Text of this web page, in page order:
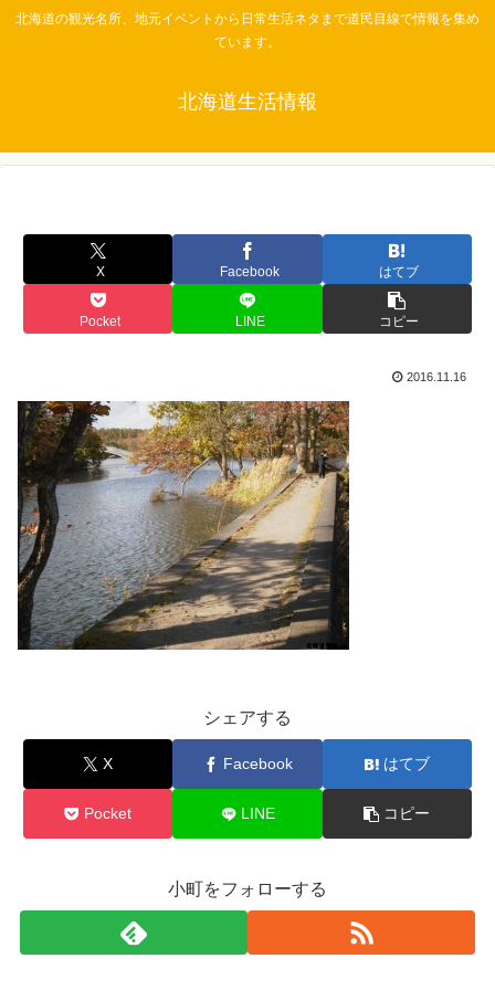
北海道の観光名所、地元イベントから日常生活ネタまで道民目線で情報を集め
ています。
北海道生活情報
X Facebook はてブ
Pocket LINE コピー
2016.11.16
シェアする
X Facebook はてブ
Pocket LINE コピー
小町をフォローする